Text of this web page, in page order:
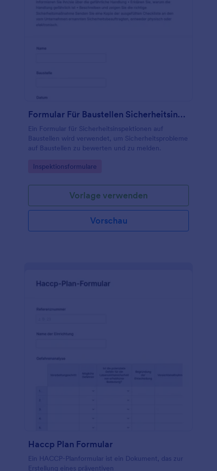
Formular Für Baustellen Sicherheitsinspektion
Ein Formular für Sicherheitsinspektionen auf
Baustellen wird verwendet, um Sicherheitsprobleme
auf Baustellen zu bewerten und zu melden.
Go to Category:
Inspektionsformulare
Vorlage verwenden
Vorschau
Haccp Plan Formular
Ein HACCP-Planformular ist ein Dokument, das zur
Erstellung eines präventiven